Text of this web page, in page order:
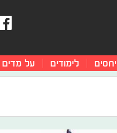
יחסים לימודים על מדים